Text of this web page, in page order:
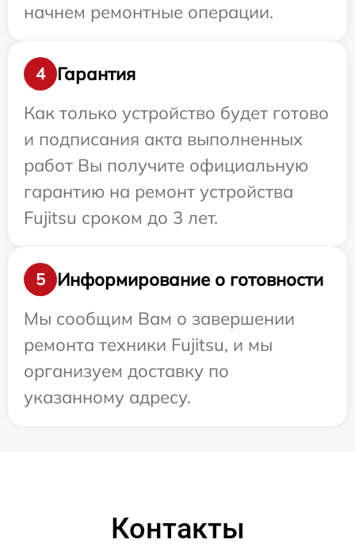
начнем ремонтные операции.
4
Гарантия
Как только устройство будет готово
и подписания акта выполненных
работ Вы получите официальную
гарантию на ремонт устройства
Fujitsu сроком до 3 лет.
5
Информирование о готовности
Мы сообщим Вам о завершении
ремонта техники Fujitsu, и мы
организуем доставку по
указанному адресу.
Контакты